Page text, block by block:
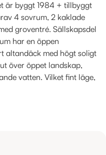
är byggt 1984 + tillbyggt
4 sovrum, 2 kaklade
groventré. Sällskapsdel
har en öppen
altandäck med högt soligt
över öppet landskap,
vatten. Vilket fint läge,